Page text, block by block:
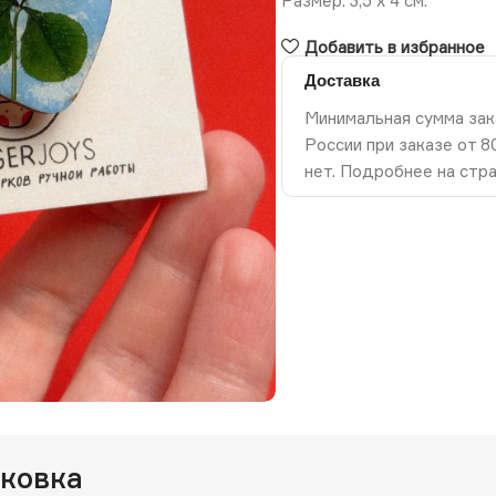
изображение
Добавить в избранное
Доставка
Минимальная сумма
России при заказе от
нет. Подробнее на